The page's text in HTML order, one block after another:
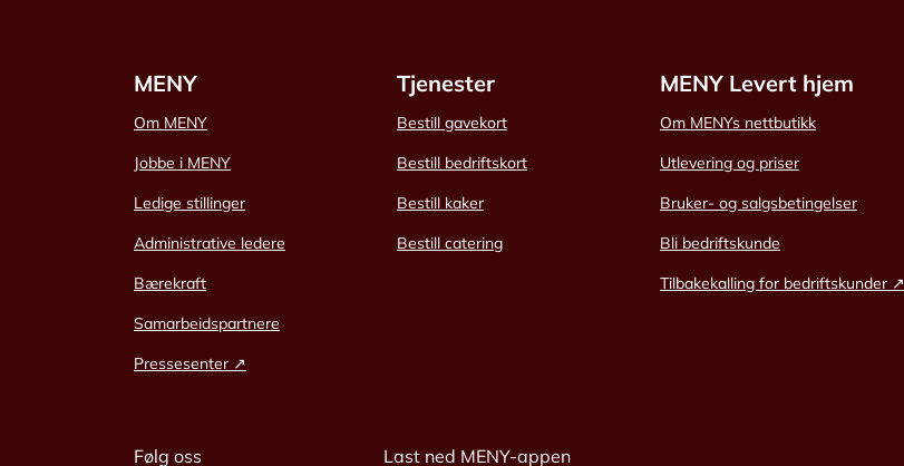
MENY
Om MENY
Jobbe i MENY
Ledige stillinger
Administrative ledere
Bærekraft
Samarbeidspartnere
Pressesenter ↗
Tjenester
Bestill gavekort
Bestill bedriftskort
Bestill kaker
Bestill catering
MENY Levert hjem
Om MENYs nettbutikk
Utlevering og priser
Bruker- og salgsbetingelser
Bli bedriftskunde
Tilbakekalling for bedriftskunder ↗
Følg oss Last ned MENY-appen